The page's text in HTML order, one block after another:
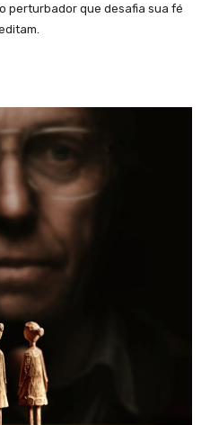
perturbador que desafia sua fé